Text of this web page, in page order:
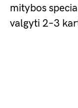
mitybos
valgyti 2–3